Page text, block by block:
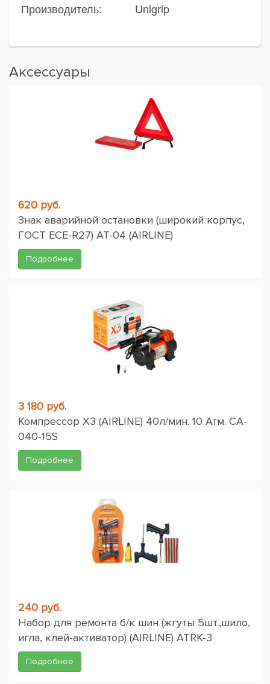
Производитель: Unigrip
Аксессуары
620 руб.
Знак аварийной остановки (широкий корпус,
ГОСТ ЕСЕ-R27) AT-04 (AIRLINE)
Подробнее
3 180 руб.
Компрессор X3 (AIRLINE) 40л/мин. 10 Атм. CA-
040-15S
Подробнее
240 руб.
Набор для ремонта б/к шин (жгуты 5шт.,шило,
игла, клей-активатор) (AIRLINE) ATRK-3
Подробнее